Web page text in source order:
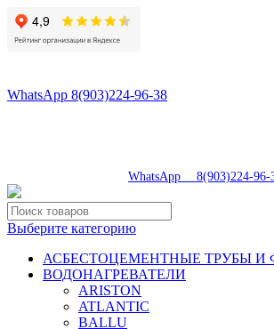
WhatsApp 8(903)224-96-38
WhatsApp 8(903)224-96-
Выберите категорию
АСБЕСТОЦЕМЕНТНЫЕ ТРУБЫ И
ВОДОНАГРЕВАТЕЛИ
ARISTON
ATLANTIC
BALLU